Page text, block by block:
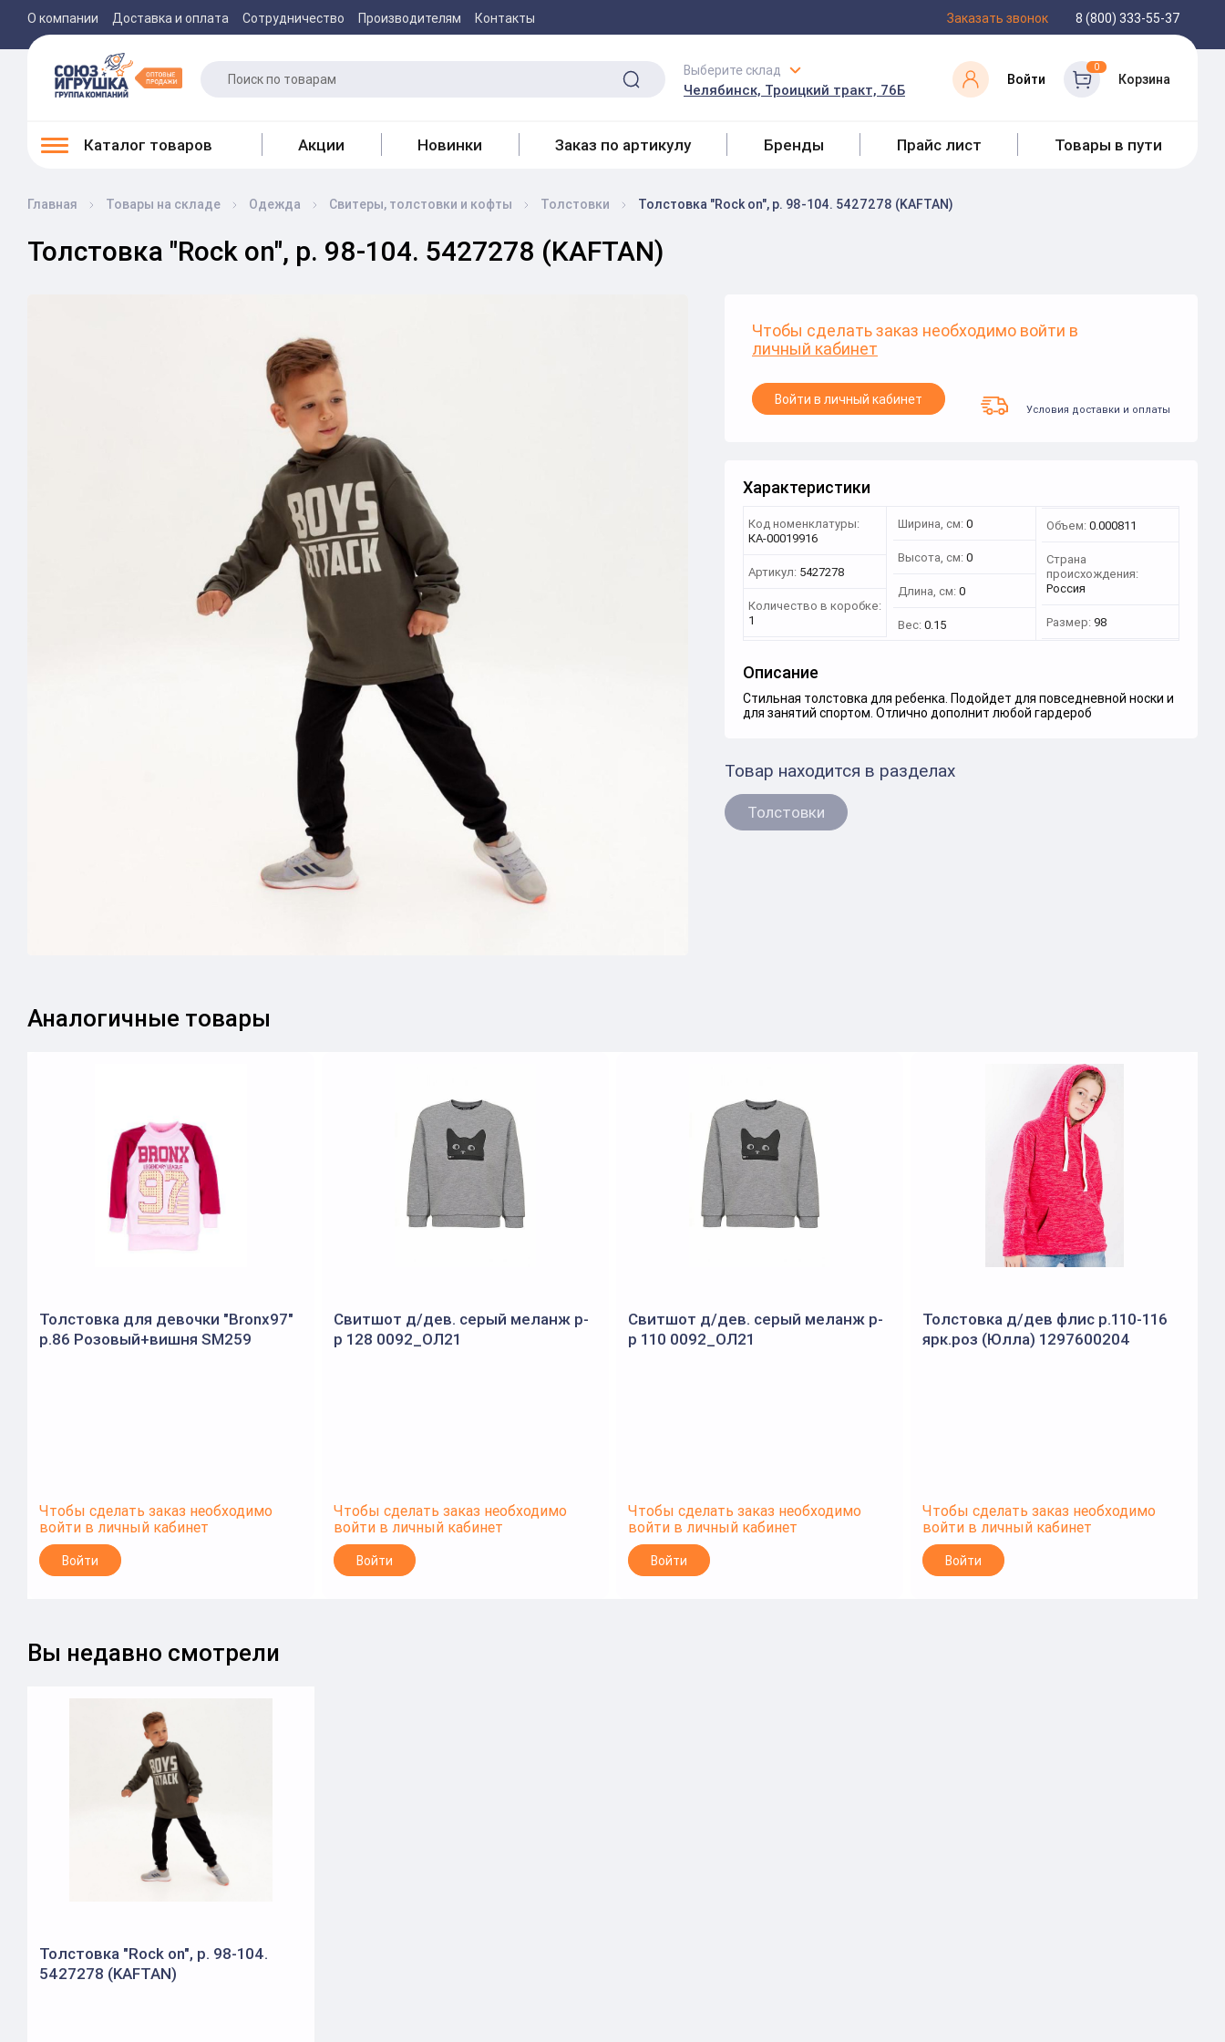
О компании Доставка и оплата Сотрудничество Производителям Контакты Заказать звонок 8 (800) 333-55-37
Выберите склад
Челябинск, Троицкий тракт, 76Б
Войти
0
Корзина
Каталог товаров Акции Новинки Заказ по артикулу Бренды Прайс лист Товары в пути
Главная Товары на складе Одежда Свитеры, толстовки и кофты Толстовки Толстовка "Rock on", р. 98-104. 5427278 (KAFTAN)
Толстовка "Rock on", р. 98-104. 5427278 (KAFTAN)
Чтобы сделать заказ необходимо войти в
личный кабинет
Войти в личный кабинет
Условия доставки и оплаты
Характеристики
Код номенклатуры:
КА-00019916
Артикул: 5427278
Количество в коробке:
1
Ширина, см: 0
Высота, см: 0
Длина, см: 0
Вес: 0.15
Объем: 0.000811
Страна
происхождения:
Россия
Размер: 98
Описание
Стильная толстовка для ребенка. Подойдет для повседневной носки и
для занятий спортом. Отлично дополнит любой гардероб
Товар находится в разделах
Толстовки
Аналогичные товары
Толстовка для девочки "Bronx97"
р.86 Розовый+вишня SM259
Чтобы сделать заказ необходимо
войти в личный кабинет
Войти
Свитшот д/дев. серый меланж р-
р 128 0092_ОЛ21
Чтобы сделать заказ необходимо
войти в личный кабинет
Войти
Свитшот д/дев. серый меланж р-
р 110 0092_ОЛ21
Чтобы сделать заказ необходимо
войти в личный кабинет
Войти
Толстовка д/дев флис р.110-116
ярк.роз (Юлла) 1297600204
Чтобы сделать заказ необходимо
войти в личный кабинет
Войти
Вы недавно смотрели
Толстовка "Rock on", р. 98-104.
5427278 (KAFTAN)